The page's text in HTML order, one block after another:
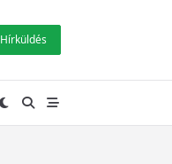
Hírküldés